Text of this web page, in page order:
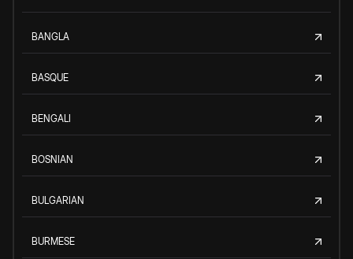
BANGLA
BASQUE
BENGALI
BOSNIAN
BULGARIAN
BURMESE